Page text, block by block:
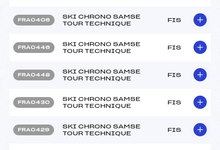
FRA0406
SKI CHRONO SAMSE
TOUR TECHNIQUE
FIS
FRA0446
SKI CHRONO SAMSE
TOUR TECHNIQUE
FIS
FRA0448
SKI CHRONO SAMSE
TOUR TECHNIQUE
FIS
FRA0430
SKI CHRONO SAMSE
TOUR TECHNIQUE
FIS
FRA0429
SKI CHRONO SAMSE
TOUR TECHNIQUE
FIS